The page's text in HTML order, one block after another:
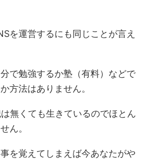
を運営するにも同じことが言え
で勉強するか塾（有料）などで
方法はありません。
無くても生きているのでほとん
ん。
を覚えてしまえば今あなたがや